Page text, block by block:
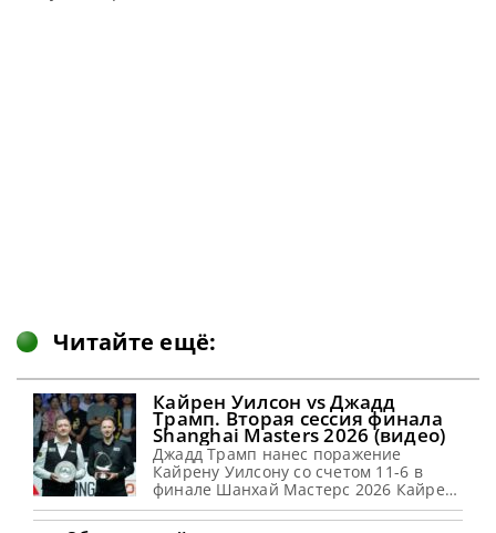
Читайте ещё:
Кайрен Уилсон vs Джадд
Трамп. Вторая сессия финала
Shanghai Masters 2026 (видео)
Джадд Трамп нанес поражение
Кайрену Уилсону со счетом 11-6 в
финале Шанхай Мастерс 2026 Кайрен
Уилсон проиграл Джадду Трампу со
счетом 11-6 в финале Шанхай Мастерс